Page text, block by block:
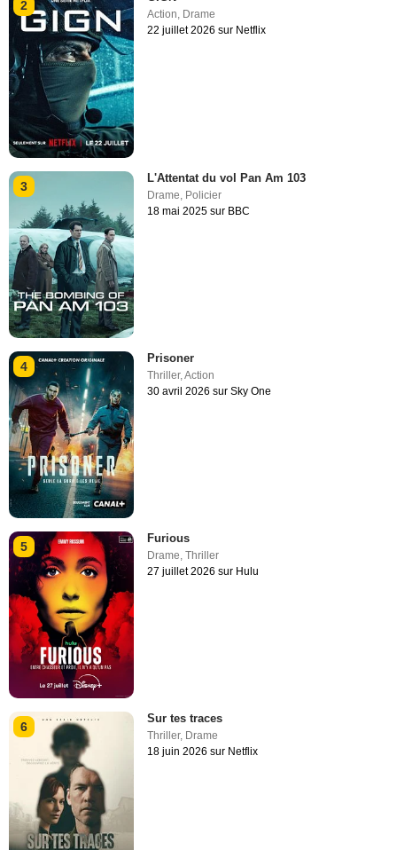
2
Action, Drame
22 juillet 2026 sur Netflix
3
L'Attentat du vol Pan Am 103
Drame Policier
18 mai 2025 sur BBC
4
Prisoner
Thriller,Action
30 avril 2026 sur Sky One
5
Furious
Drame,Thriller
27 juillet 2026 sur Hulu
6
Sur tes traces
Thriller, Drame
18 juin 2026 sur Netflix